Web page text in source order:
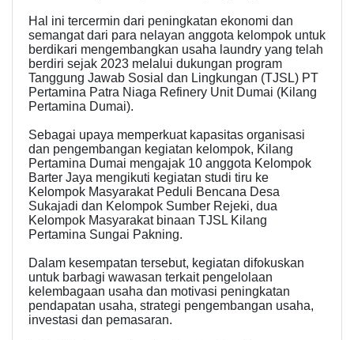
Hal ini tercermin dari peningkatan ekonomi dan
semangat dari para nelayan anggota kelompok untuk
berdikari mengembangkan usaha laundry yang telah
berdiri sejak 2023 melalui dukungan program
Tanggung Jawab Sosial dan Lingkungan (TJSL) PT
Pertamina Patra Niaga Refinery Unit Dumai (Kilang
Pertamina Dumai).
Sebagai upaya memperkuat kapasitas organisasi
dan pengembangan kegiatan kelompok, Kilang
Pertamina Dumai mengajak 10 anggota Kelompok
Barter Jaya mengikuti kegiatan studi tiru ke
Kelompok Masyarakat Peduli Bencana Desa
Sukajadi dan Kelompok Sumber Rejeki, dua
Kelompok Masyarakat binaan TJSL Kilang
Pertamina Sungai Pakning.
Dalam kesempatan tersebut, kegiatan difokuskan
untuk barbagi wawasan terkait pengelolaan
kelembagaan usaha dan motivasi peningkatan
pendapatan usaha, strategi pengembangan usaha,
investasi dan pemasaran.